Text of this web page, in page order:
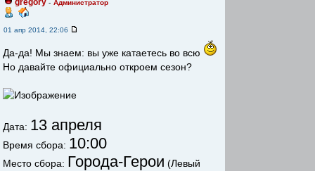
gregory - Администратор
01 апр 2014, 22:06
Да-да! Мы знаем: вы уже катаетесь во всю
Но давайте официально откроем сезон?
Дата: 13 апреля
Время сбора: 10:00
Место сбора: Города-Герои (Левый